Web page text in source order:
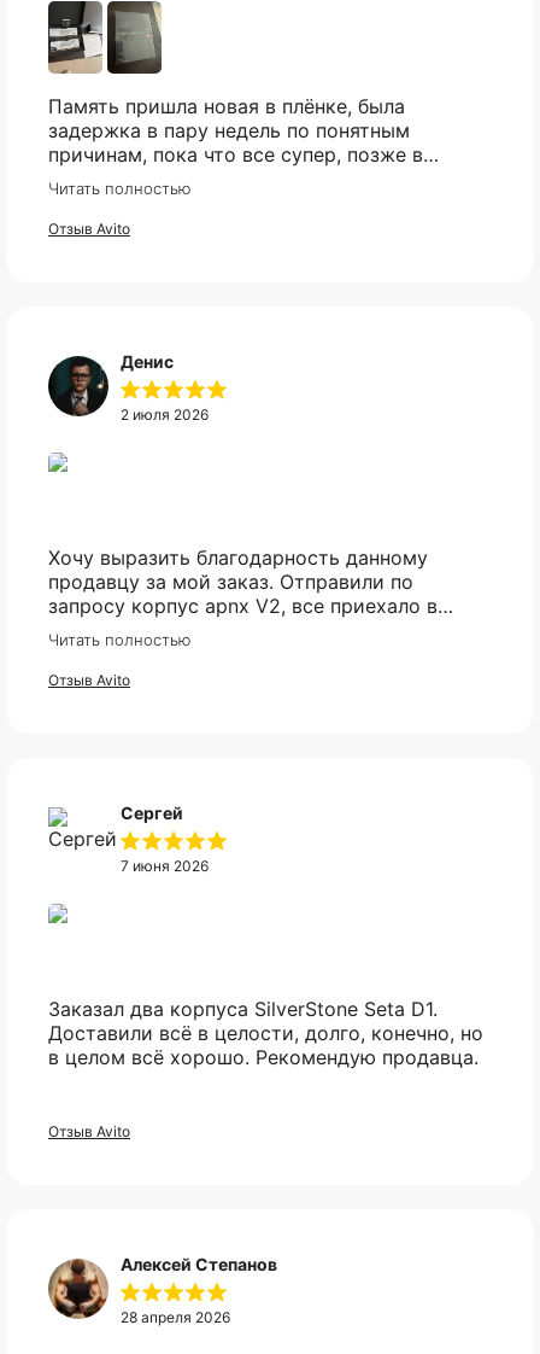
Память пришла новая в плёнке, была
задержка в пару недель по понятным
причинам, пока что все супер, позже в
сборке проверю и отзыв дополню
Читать полностью
Отзыв Avito
Денис
2 июля 2026
Хочу выразить благодарность данному
продавцу за мой заказ. Отправили по
запросу корпус apnx V2, все приехало в
идеале. Ценник более чем демократичный.
Все доехало в установленный срок.
Читать полностью
Отзыв Avito
Сергей
7 июня 2026
Заказал два корпуса SilverStone Seta D1.
Доставили всё в целости, долго, конечно, но
в целом всё хорошо. Рекомендую продавца.
Отзыв Avito
Алексей Степанов
28 апреля 2026
Не нашли нужный
вам товар?